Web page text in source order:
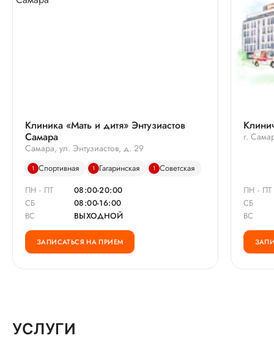
Клиника «Мать и дитя» Энтузиастов
Самара
Самара, ул. Энтузиастов, д. 29
1 Спортивная 1 Гагаринская 1
Советская
ПН - ПТ
08:00-20:00
СБ
08:00-16:00
ВС
ВЫХОДНОЙ
ЗАПИСАТЬСЯ НА ПРИЕМ
г.
ПН - ПТ
СБ
ВС
УСЛУГИ